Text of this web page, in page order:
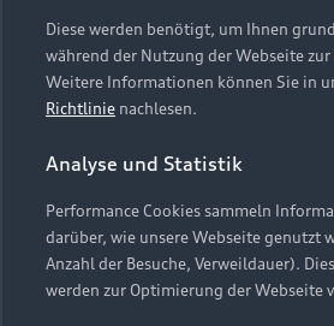
Online-Terminvereinbarung
Servicekontakt
Vertrag widerrufen
Presse & Media Center
Datenschutz
Audi erleben
Newsletter
Impressum Rechtliches
Datenschutzinformation
Cookie-
Cookie-Richtlinie
Barrierefreiheit
Hinweis: Die aktuelle Darstellung
Embleme am Fahrzeug bei allen
Webseite kann abweichen.
Diese werden benötigt, um Ihnen
während der Nutzung der Webseite
Weitere Informationen können Sie in
Richtlinie nachlesen.
Analyse und Statistik
Performance Cookies sammeln
darüber, wie unsere Webseite genutzt
Anzahl der Besuche, Verweildauer).
werden zur Optimierung der Webseite